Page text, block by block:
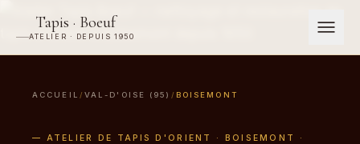
Tapis · Boeuf
ATELIER · DEPUIS 1950
ACCUEIL / VAL-D'OISE (95) / BOISEMONT
— ATELIER DE TAPIS D'ORIENT · BOISEMONT ·